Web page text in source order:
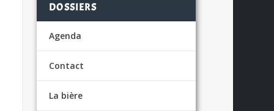
DOSSIERS
Agenda
Contact
La bière